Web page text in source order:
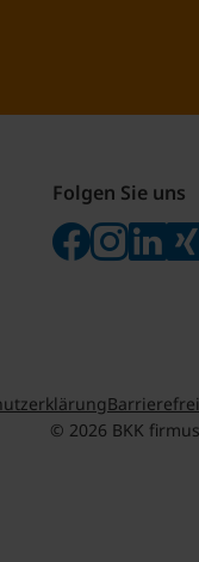
Folgen Sie uns
Folgen Sie
Folgen
© 2026 BKK